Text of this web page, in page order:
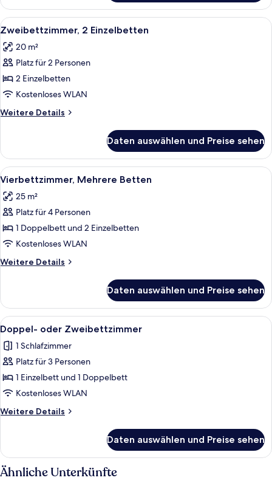
1 Einzelbett,
Meerblick
Alle
Fotos
für
Zweibettzimmer,
2 Einzelbetten
anzeigen
Ein ordentlich bezogenes Bett mit
3
Zweibettzimmer, 2 Einzelbetten
20 m²
Platz für 2 Personen
2 Einzelbetten
Kostenloses WLAN
Weitere Details
Weitere
2 Einzelbetten
Daten auswählen und Preise sehen
Alle
Fotos
für
Vierbettzimmer,
Mehrere
Betten
anzeigen
Ein Hotelzimmer mit drei
6
Vierbettzimmer, Mehrere Betten
25 m²
Platz für 4 Personen
1 Doppelbett und 2 Einzelbetten
Kostenloses WLAN
Weitere Details
Weitere
Mehrere
Betten
Daten auswählen und Preise sehen
Alle
Fotos
für
Doppel-
oder
Zweibettzimmer
anzeigen
Ein Schlafzimmer mit zwei Betten,
1
Doppel- oder Zweibettzimmer
1 Schlafzimmer
Platz für 3 Personen
1 Einzelbett und 1 Doppelbett
Kostenloses WLAN
Weitere Details
Weitere
oder
Zweibettzimmer
Daten auswählen und Preise sehen
Ähnliche Unterkünfte